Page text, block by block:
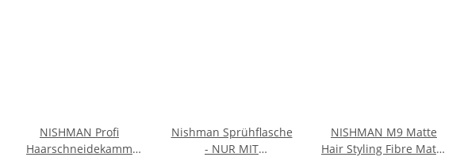
NISHMAN Profi
Haarschneidekamm
Nishman Sprühflasche
- NUR MIT
NISHMAN M9 Matte
Hair Styling Fibre Matte